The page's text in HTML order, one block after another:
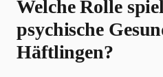
Welche Rolle
psychische
Häftlingen?